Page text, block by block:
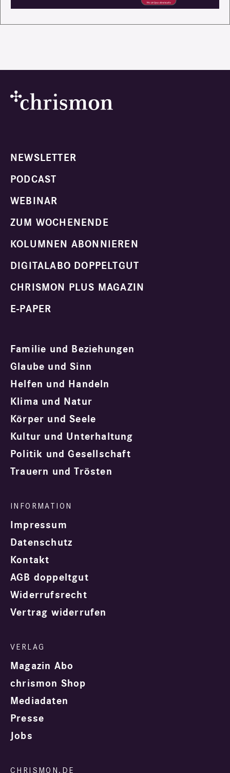
NEWSLETTER
PODCAST
WEBINAR
ZUM WOCHENENDE
KOLUMNEN ABONNIEREN
DIGITALABO DOPPELTGUT
CHRISMON PLUS MAGAZIN
E-PAPER
Familie und Beziehungen
Glaube und Sinn
Helfen und Handeln
Klima und Natur
Körper und Seele
Kultur und Unterhaltung
Politik und Gesellschaft
Trauern und Trösten
Impressum
Datenschutz
Kontakt
AGB doppeltgut
Widerrufsrecht
Vertrag widerrufen
Magazin Abo
chrismon Shop
Mediadaten
Presse
Jobs